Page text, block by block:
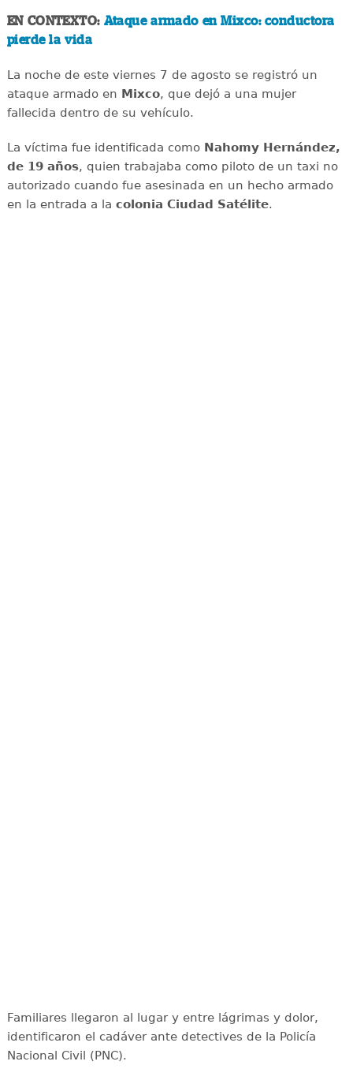
EN CONTEXTO: Ataque armado en Mixco: conductora
pierde la vida
La noche de este viernes 7 de agosto se registró un
ataque armado en Mixco, que dejó a una mujer
fallecida dentro de su vehículo.
La víctima fue identificada como Nahomy Hernández,
de 19 años, quien trabajaba como piloto de un taxi no
autorizado cuando fue asesinada en un hecho armado
en la entrada a la colonia Ciudad Satélite.
Familiares llegaron al lugar y entre lágrimas y dolor,
identificaron el cadáver ante detectives de la Policía
Nacional Civil (PNC).